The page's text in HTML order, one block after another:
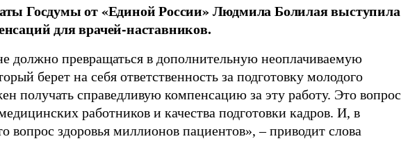
Госдумы от «Единой России» Людмила Болилая выступила
для врачей-наставников.
должно превращаться в дополнительную неоплачиваемую
берет на себя ответственность за подготовку молодого
получать справедливую компенсацию за эту работу. Это вопрос
работников и качества подготовки кадров. И, в
вопрос здоровья миллионов пациентов», – приводит слова